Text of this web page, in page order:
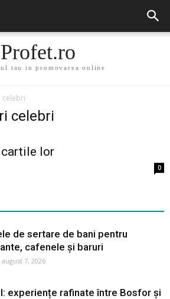
Profet.ro
tau in promovarea online
celebri
celebri
lor
0
de sertare de bani pentru
cafenele și baruri
august 7, 2026
experiențe rafinate între Bosfor și